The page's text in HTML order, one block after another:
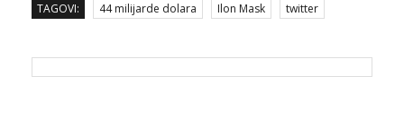
TAGOVI: 44 milijarde dolara Ilon Mask twitter